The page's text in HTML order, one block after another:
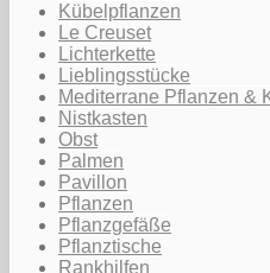
Kübelpflanzen
Le Creuset
Lichterkette
Lieblingsstücke
Mediterrane Pflanzen &
Nistkasten
Obst
Palmen
Pavillon
Pflanzen
Pflanzgefäße
Pflanztische
Rankhilfen